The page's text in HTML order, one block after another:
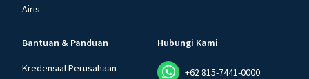
Airis
Bantuan & Panduan
Kredensial Perusahaan
Hubungi Kami
+62 815-7441-0000